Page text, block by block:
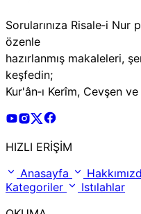
Sorularınıza Risale‑i
özenle
hazırlanmış makaleleri,
keşfedin;
Kur'ân‑ı Kerîm, Cevşen
Risale Online Youtube
Risale Online
Risale Online X
HIZLI ERİŞİM
Anasayfa
Kategoriler
Istılahlar